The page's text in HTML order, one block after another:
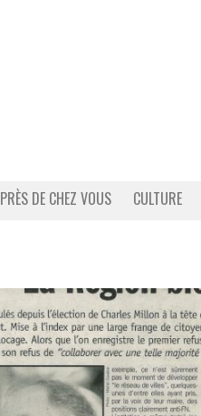
PRÈS DE CHEZ VOUS CULTURE